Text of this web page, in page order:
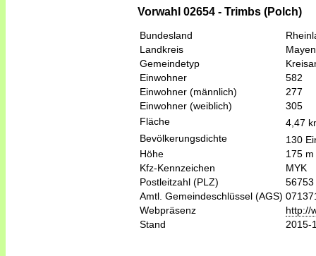
Vorwahl 02654 - Trimbs (Polch)
Bundesland
Landkreis
Gemeindetyp
Einwohner
582
Einwohner (männlich)
277
Einwohner (weiblich)
305
Fläche
4,47
Bevölkerungsdichte
130
Höhe
175
Kfz-Kennzeichen
MYK
Postleitzahl (PLZ)
56753
Amtl. Gemeindeschlüssel (AGS)
Webpräsenz
http://
Stand
2015-